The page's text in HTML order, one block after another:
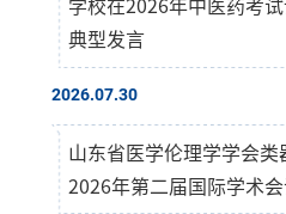
学校在2026年中医药考
典型发言
2026.07.30
山东省医学伦理学学会类
2026年第二届国际学术